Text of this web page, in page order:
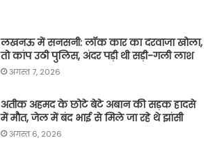
लखनऊ में सनसनी: लॉक कार का दरवाजा खोला,
तो कांप उठी पुलिस, अंदर पड़ी थी सड़ी-गली लाश
अगस्त 7, 2026
अतीक अहमद के छोटे बेटे अबान की सड़क हादसे
में मौत, जेल में बंद भाई से मिले जा रहे थे झांसी
अगस्त 6, 2026